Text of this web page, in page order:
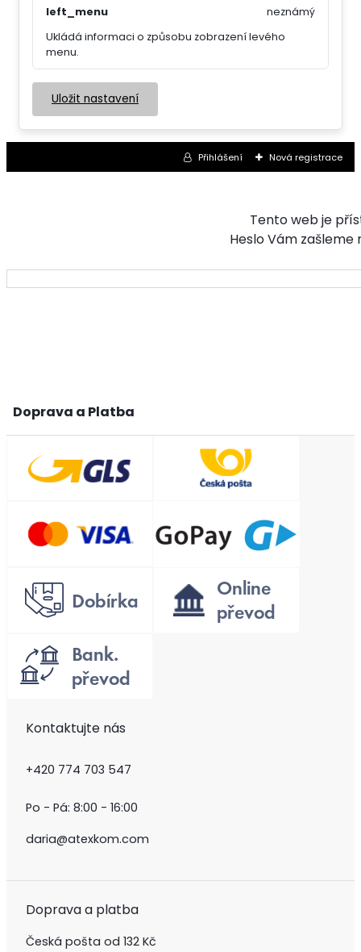
left_menu
Ukládá informaci o způsobu zobrazení levého
menu.
neznámý
Uložit nastavení
Přihlášení Nová registrace
Tento web je
Heslo Vám zašleme
Doprava a Platba
Kontaktujte nás
+420 774 703 547
Po - Pá: 8:00 - 16:00
daria@atexkom.com
Doprava a platba
Česká pošta od 132 Kč